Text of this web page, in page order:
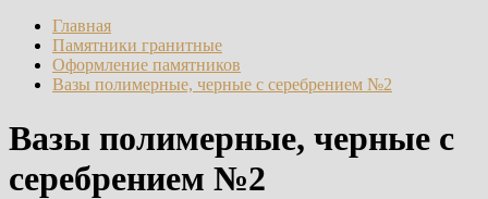
Главная
Памятники гранитные
Оформление памятников
Вазы полимерные, черные с серебрением №2
Вазы полимерные, черные с
серебрением №2